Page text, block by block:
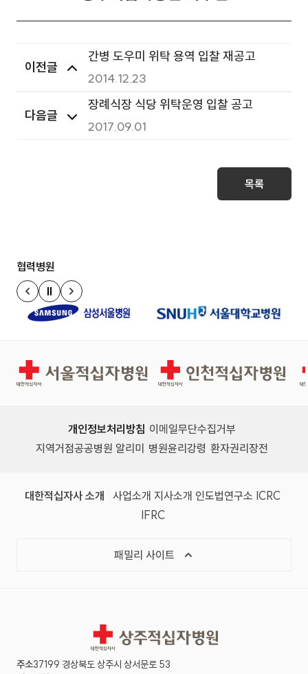
이전글
간병 도우미 위탁 용역 입찰 재공고
2014.12.23
다음글
장례식장 식당 위탁운영 입찰 공고
2017.09.01
목록
협력병원
이전 슬라이드
정지
다음 슬라이드
서울적십자병원 인천적십자병원
개인정보처리방침 이메일무단수집거부
지역거점공공병원 알리미
병원윤리강령 환자권리장전
대한적십자사 소개 사업소개 지사소개 인도법연구소 ICRC
IFRC
패밀리 사이트
상주적십자병원
주소37199 경상북도 상주시 상서문로 53